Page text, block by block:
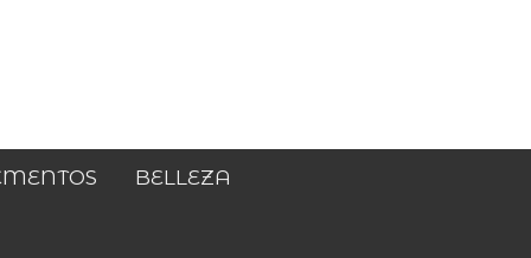
BELLEZA